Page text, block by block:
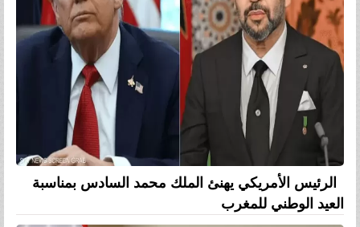
الرئيس الأمريكي يهنئ الملك محمد السادس بمناسبة
العيد الوطني للمغرب